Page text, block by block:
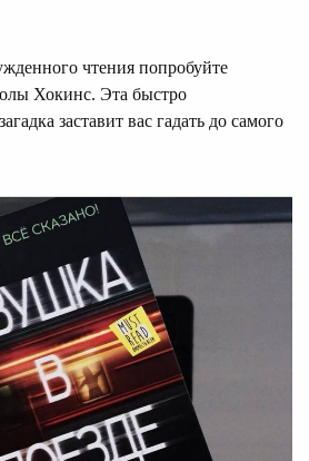
чтения попробуйте
Хокинс. Эта быстро
заставит вас гадать до самого